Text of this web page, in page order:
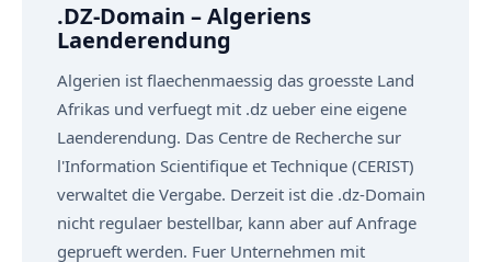
.DZ-Domain – Algeriens
Laenderendung
Algerien ist flaechenmaessig das groesste Land
Afrikas und verfuegt mit .dz ueber eine eigene
Laenderendung. Das Centre de Recherche sur
l'Information Scientifique et Technique (CERIST)
verwaltet die Vergabe. Derzeit ist die .dz-Domain
nicht regulaer bestellbar, kann aber auf Anfrage
geprueft werden. Fuer Unternehmen mit